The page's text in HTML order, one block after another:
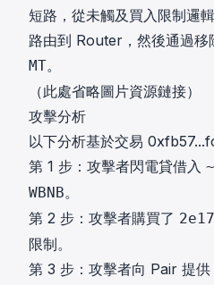
短路，從未觸及買入限制邏
路由到 Router，然後通過移
MT。
（此處省略圖片資源鏈接）
攻擊分析
以下分析基於交易
第 1 步：攻擊者閃電貸借入
WBNB。
第 2 步：攻擊者購買了 2e17
限制。
第 3 步：攻擊者向 Pair 提供